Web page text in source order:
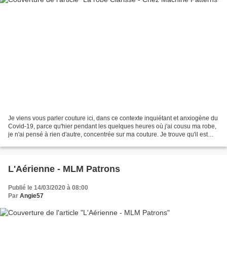
Je viens vous parler couture ici, dans ce contexte inquiétant et anxiogène du
Covid-19, parce qu'hier pendant les quelques heures où j'ai cousu ma robe,
je n'ai pensé à rien d'autre, concentrée sur ma couture. Je trouve qu'il est
L'Aérienne - MLM Patrons
Publié le 14/03/2020 à 08:00
Par Angie57